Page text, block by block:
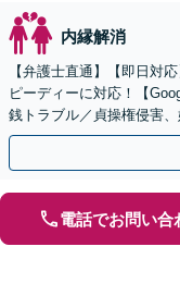
内縁解消
【弁護士直通】【即日対
ピーディーに対応！【
銭トラブル／貞操権侵害
す【リーズナブルな費用
電話でお問い合